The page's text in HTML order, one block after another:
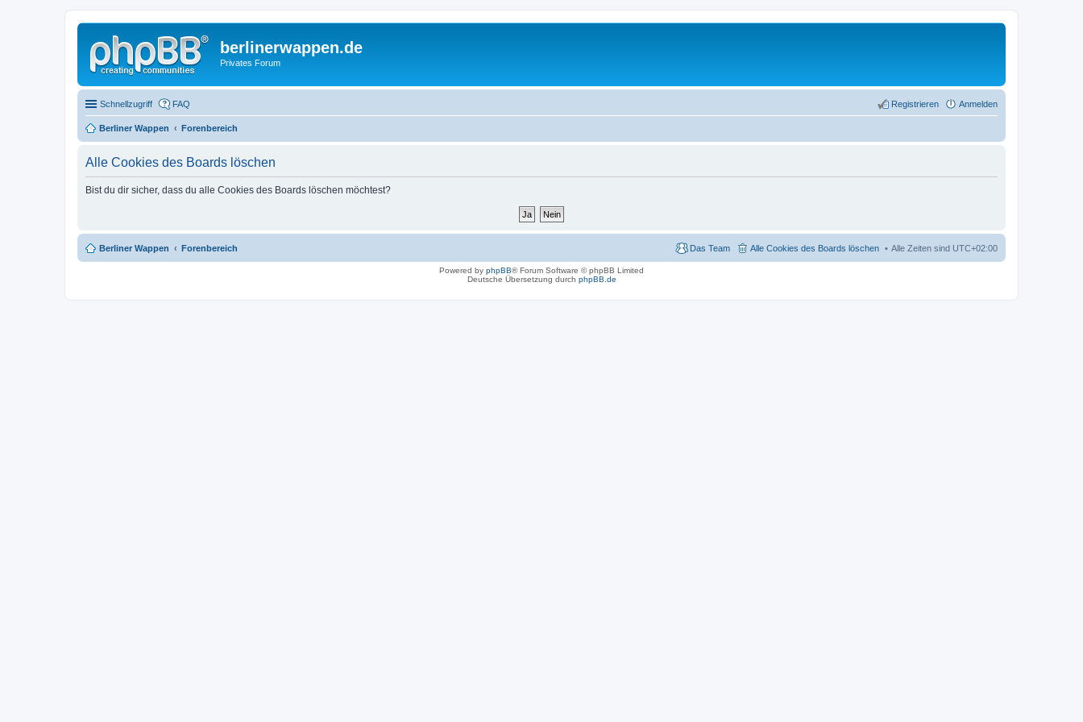
berlinerwappen.de
Privates Forum
Schnellzugriff FAQ Anmelden
Registrieren
Berliner Wappen Forenbereich
Alle Cookies des Boards löschen
Bist du dir sicher, dass du alle Cookies des Boards löschen möchtest?
Berliner Wappen Forenbereich Alle Zeiten sind UTC+02:00
Alle Cookies des Boards löschen
Das Team
Powered by phpBB® Forum Software © phpBB Limited
Deutsche Übersetzung durch phpBB.de